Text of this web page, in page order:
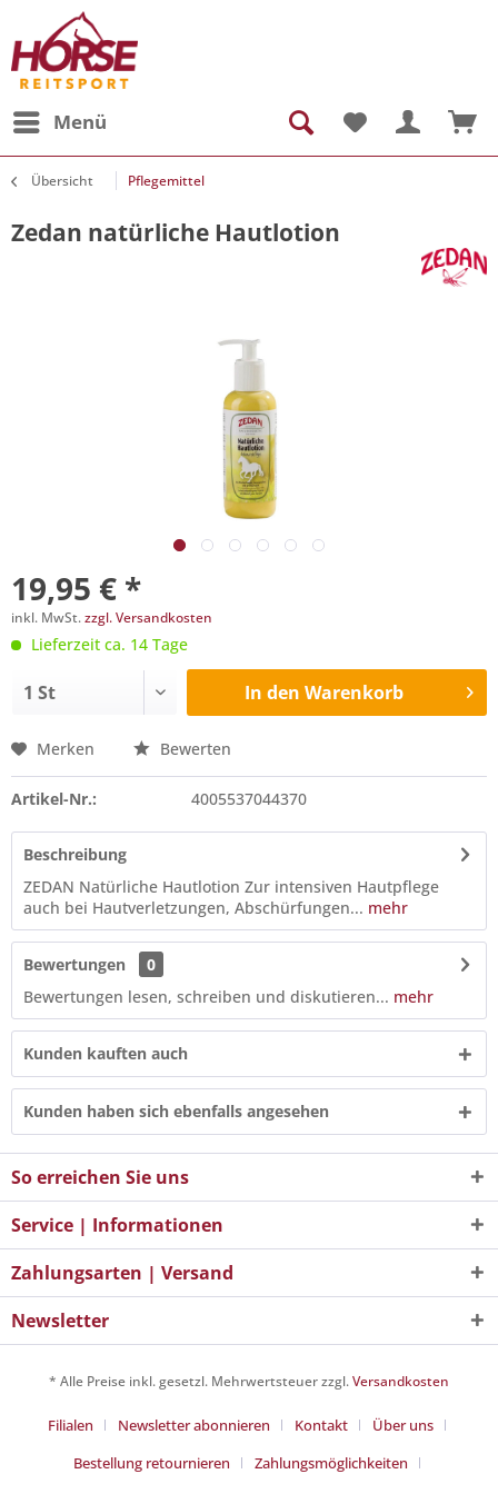
Menü
Übersicht Pflegemittel
Zedan natürliche Hautlotion
19,95 € *
inkl. MwSt.zzgl. Versandkosten
Lieferzeit ca. 14 Tage
In den Warenkorb
Merken Bewerten
Artikel-Nr.: 4005537044370
Beschreibung
ZEDAN Natürliche Hautlotion Zur intensiven Hautpflege
auch bei Hautverletzungen, Abschürfungen... mehr
Bewertungen
0
Bewertungen lesen, schreiben und diskutieren... mehr
Kunden kauften auch
Kunden haben sich ebenfalls angesehen
So erreichen Sie uns
Service | Informationen
Zahlungsarten | Versand
Newsletter
* Alle Preise inkl. gesetzl. Mehrwertsteuer zzgl.Versandkosten
Filialen Newsletter abonnieren Kontakt
Über uns
Bestellung retournieren
Zahlungsmöglichkeiten